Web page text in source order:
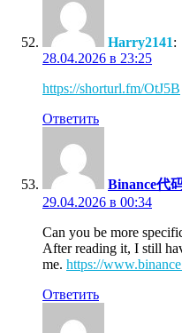
Harry2141:
28.04.2026 в 23:25
https://shorturl.fm/OtJ5B
Ответить
Binance代
29.04.2026 в 00:34
Can you be more
After reading it, I still
me. https://
Ответить